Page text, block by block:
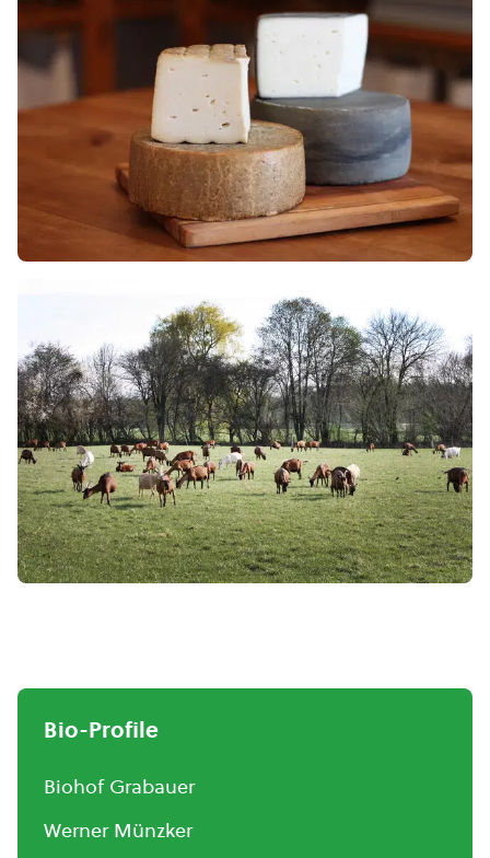
Bio-Profile
Biohof Grabauer
Werner Münzker